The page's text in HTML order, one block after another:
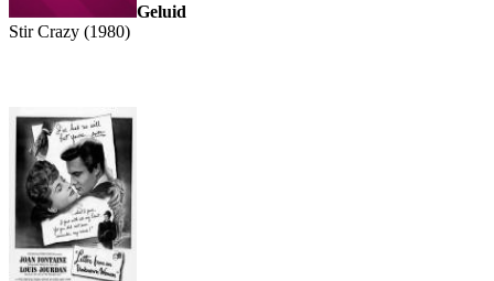
Geluid
Stir Crazy (1980)